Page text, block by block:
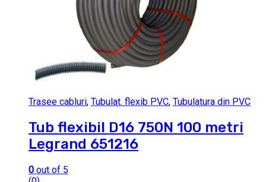
Trasee cabluri, Tubulat. flexib PVC, Tubulatura din PVC
Tub flexibil D16 750N 100 metri
Legrand 651216
0 out of 5